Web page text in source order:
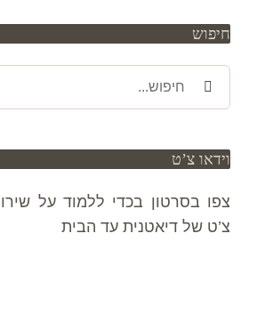
חיפוש
וידאו צ’ט
צפו בסרטון בכדי ללמוד על
צ’ט של דיאטנית עד הבית